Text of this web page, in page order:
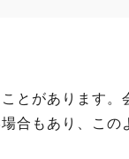
とがあります。
合もあり、この